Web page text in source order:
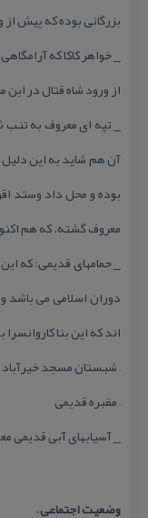
بزرگانی بوده كه پیش
از ورود شاه قتال در
_ تپه ای معروف به تنب
آن هم شاید به این
بوده و محل داد وستد
معروف گشته. كه هم
_ حمامهای قدیمی: كه
دوران اسلامی می باشد
اند كه این بنا
– شبستان مسجد
– مقبره قدیمی
_ آسیابهای آبی قدیمی
وضعیت اجتماعی –